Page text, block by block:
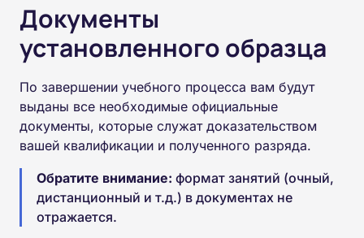
Документы
установленного образца
По завершении учебного процесса вам будут
выданы все необходимые официальные
документы, которые служат доказательством
вашей квалификации и полученного разряда.
Обратите внимание: формат занятий (очный,
дистанционный и т.д.) в документах не
отражается.